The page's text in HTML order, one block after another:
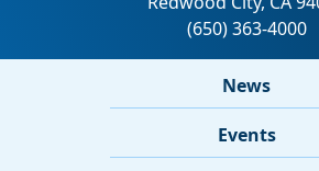
News
Events